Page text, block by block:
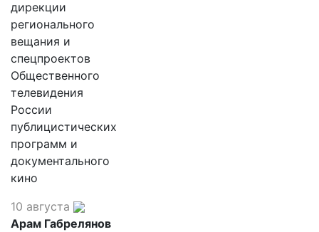
дирекции
регионального
вещания и
спецпроектов
Общественного
телевидения
России
публицистических
программ и
документального
кино
10 августа
Арам Габрелянов